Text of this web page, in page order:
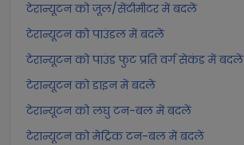
टेरान्यूटन को जूल/सेंटीमीटर में बदलें
टेरान्यूटन को पाउंडल में बदलें
टेरान्यूटन को पाउंड फुट प्रति वर्ग सेकंड में बदलें
टेरान्यूटन को डाइन में बदलें
टेरान्यूटन को लघु टन-बल में बदलें
टेरान्यूटन को मेट्रिक टन-बल में बदलें